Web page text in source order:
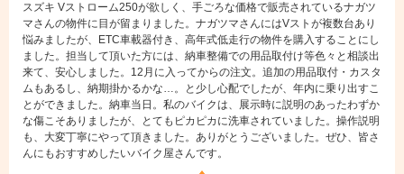
スズキ Vストローム250が欲しく、手ごろな価格で販売されているナガツ
マさんの物件に目が留まりました。ナガツマさんにはVストが複数台あり
悩みましたが、ETC車載器付き、高年式低走行の物件を購入することにし
ました。担当して頂いた方には、納車整備での用品取付け等色々と相談出
来て、安心しました。12月に入ってからの注文。追加の用品取付・カスタ
ムもあるし、納期掛かるかな…。と少し心配でしたが、年内に乗り出すこ
とができました。納車当日。私のバイクは、展示時に説明のあったわずか
な傷こそありましたが、とてもピカピカに洗車されていました。操作説明
も、大変丁寧にやって頂きました。ありがとうございました。ぜひ、皆さ
んにもおすすめしたいバイク屋さんです。